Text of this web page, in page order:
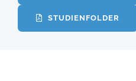
STUDIENFOLDER